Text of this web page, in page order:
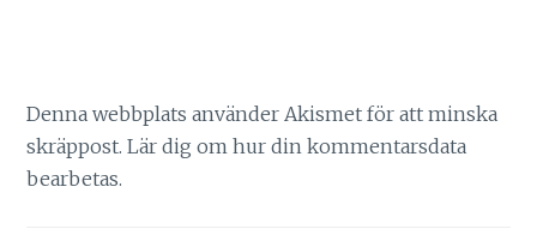
Denna webbplats använder Akismet för att minska
skräppost.Lär dig om hur din kommentarsdata
bearbetas.